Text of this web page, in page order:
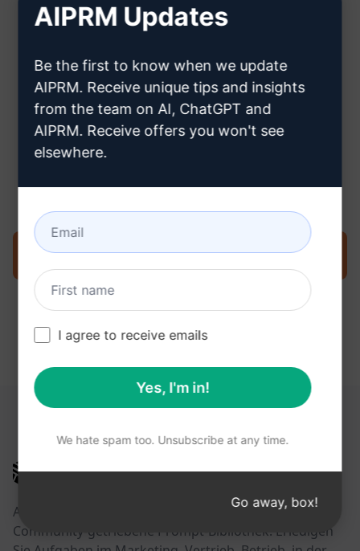
Hier erfahren Sie, wie Sie ein
Claude-Konto erstellen können
Schritt 3: Verwenden Sie den
Prompt in Ihrem Claude
Prompt jetzt in Claude ausprobieren
AIPRM
AIPRM ist ein Prompt-Management-Tool und eine
Community-getriebene Prompt-Bibliothek. Erledigen
AIPRM Updates
Be the first to know when we update
AIPRM. Receive unique tips and insights
from the team on AI, ChatGPT and
AIPRM. Receive offers you won't see
elsewhere.
I agree to receive emails
Yes, I'm in!
We hate spam too. Unsubscribe at any time.
Go away, box!